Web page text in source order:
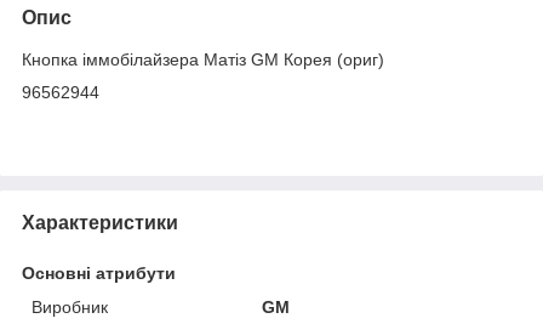
Опис
Кнопка іммобілайзера Матіз GM Корея (ориг)
96562944
Характеристики
Основні атрибути
Виробник
GM